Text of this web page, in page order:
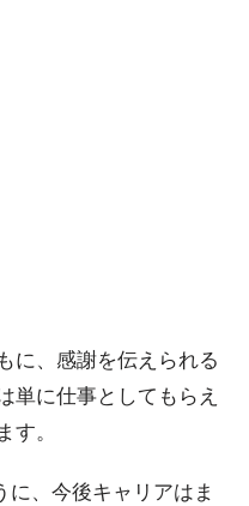
に、感謝を伝えられる
単に仕事としてもらえ
す。
に、今後キャリアはま